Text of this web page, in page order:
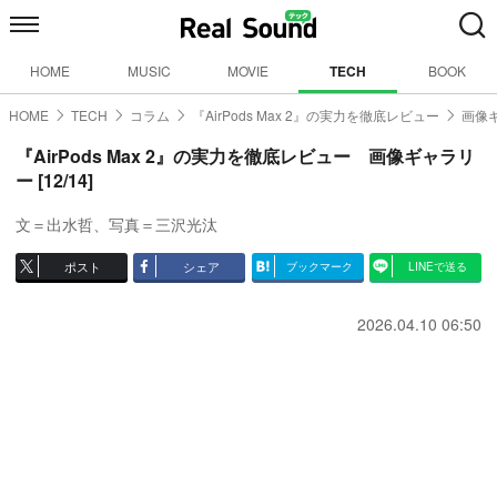
HOME MUSIC MOVIE TECH BOOK
HOME TECH コラム 『AirPods Max 2』の実力を徹底レビュー 画像
『AirPods Max 2』の実力を徹底レビュー 画像ギャラリ
ー [12/14]
文＝出水哲、写真＝三沢光汰
ポスト シェア ブックマーク LINEで送る
2026.04.10 06:50